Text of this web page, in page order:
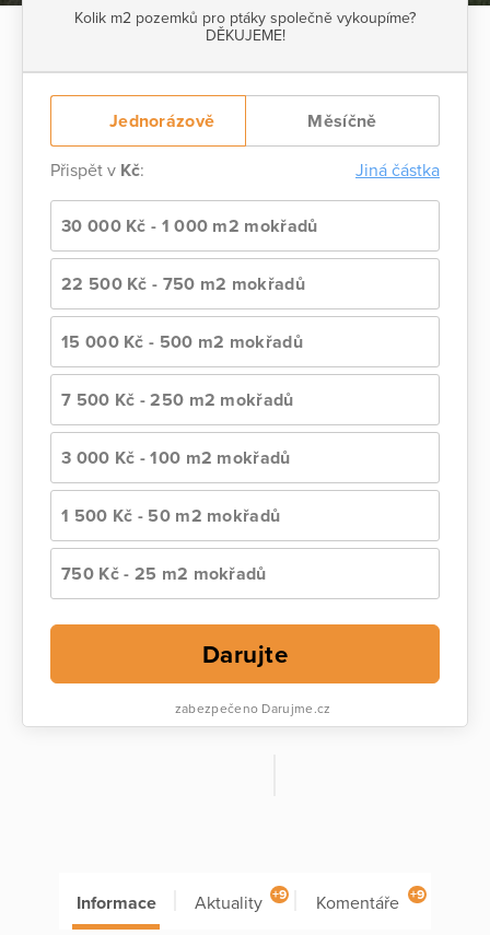
Kolik m2 pozemků pro ptáky společně vykoupíme?
DĚKUJEME!
Jednorázově Měsíčně
Přispět v Kč: Jiná částka
30 000 Kč - 1 000 m2 mokřadů
22 500 Kč - 750 m2 mokřadů
15 000 Kč - 500 m2 mokřadů
7 500 Kč - 250 m2 mokřadů
3 000 Kč - 100 m2 mokřadů
1 500 Kč - 50 m2 mokřadů
750 Kč - 25 m2 mokřadů
Darujte
zabezpečeno Darujme.cz
Informace Aktuality +9 Komentáře +9